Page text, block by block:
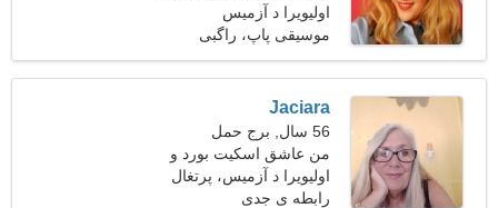
اولیویرا د آزمیس
موسیقی پاپ، راگبی
Jaciara
56 سال, برج حمل
من عاشق اسکیت بورد و
فیلم هستم
اولیویرا د آزمیس، پرتغال
رابطه ی جدی